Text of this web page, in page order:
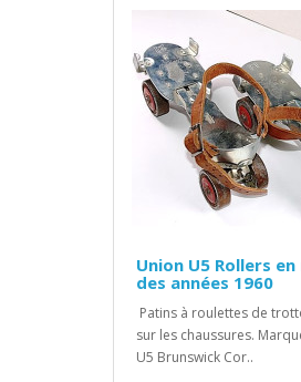
Union U5 Rollers
des années 1960
Patins à roulettes de
sur les chaussures.
U5 Brunswick Cor..